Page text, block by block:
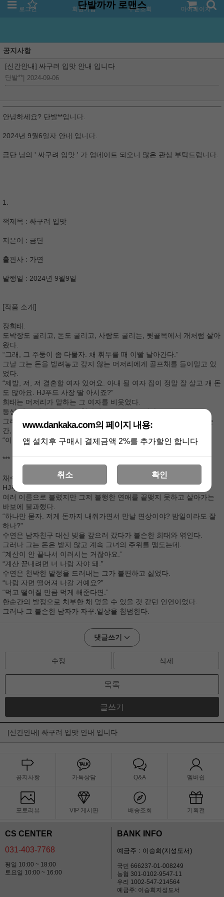
로그인 회원가입 주문조회 마이페이지
단발까까 로맨스
공지사항
[신간안내] 싸구려 입맛 안내 입니다
단발** 2024-09-06
안녕하세요? 단발**입니다.
2024년 9월6일자 안내 입니다.
금단 님의 ' 싸구려 입맛 ' 가 업데이트 되오니 많은 관심 부탁드립니다.
1.
책제목 : 싸구려 입맛
지은이 : 금단
출판사 : 가연
발행일 : 2024년 9월9일
[작품 소개]
장희태.
도박장도 굴리고, 돈도 굴리고, 사람도 굴리는, 뒷골목에서 개처럼 살아
왔다.
“그래, 그 주둥이 좀 다물자. 채 휘두를 때 이빨 날아간다.”
그날 그는 돈을 빌려놓고 갚지 않는 머저리에게 골프채를 들이밀고 있
었다.
“제발, 저, 저 결혼할 여자 있어요. 아내 될 여자 집이 정말 잘 살고 걔 돈
도 많아요. HJ푸드 사장 딸 아시죠?”
희태는 머저리가 말하는 그 여자를 비웃었다.
등신 같은 남자를 만나는 천하의 호구가 따로 없다고.
그러나 믿을 수 없이 예쁜 여자가 제 시야로 들어와 골프채를 뺏는 순
간, 너털웃음이 터졌다.
“이거 진짜 보통이 아니네?”
***
채수연.
HJ푸드 사장의 딸. 한국 동양화의 얼굴 등등
여러 이름으로 불렸지만 그저 불행한 연애를 끝맺지 못하고 살아가는
바보에 불과했다.
“하나만 묻자. 저게 돈까지 내줘가면서 만날 면상이야? 밤일이라도 잘
하나?”
수연은 남자친구 대신 빚을 갚으러 갔다가 불손한 희태와 엮인다.
그러나 그는 돈은 받지 않고 계속 그녀의 주위를 맴도는데.
“계산이 안 끝나서 이러시는 거잖아요.”
“계산 끝내려면 너 나랑 자야 돼.”
수연은 천박한 발정을 드러내는 그가 불편하고 싫었다.
“나랑 자면 떨어져 나갈 거예요?”
“먹고 떨어질 만큼 먹게 해준다면.”
한순간의 발정으로 치부한 채 덮을 수 있을 것 같던 인연이었다.
그러나 그 불손한 남자가 자꾸.일상을 침범한다.
댓글쓰기
수정 삭제
목록
글쓰기
[신간안내] 싸구려 입맛 안내 입니다
공지사항 카톡상담 Q&A 멤버쉽
포토리뷰 VIP 게시판 배송조회 기획전
CS CENTER
031-403-7768
평일 10:00 ~ 18:00
토요일 10:00 ~ 16:00
BANK INFO
예금주 : 이승희(지성도서)
국민 666237-01-008249
농협 301-0102-9547-11
우리 1002-547-214564
예금주: 이승희지성도서
www.dankaka.com의 페이지 내용:
앱 설치후 구매시 결제금액 2%를 추가할인 합니다
취소 확인